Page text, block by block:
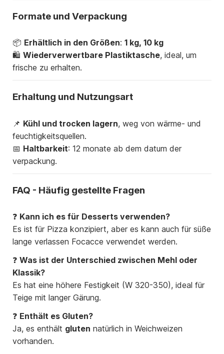
Formate und Verpackung
📦 Erhältlich in den Größen: 1 kg, 10 kg
🛍 Wiederverwertbare Plastiktasche, ideal, um
frische zu erhalten.
Erhaltung und Nutzungsart
📌 Kühl und trocken lagern, weg von wärme- und
feuchtigkeitsquellen.
📅 Haltbarkeit: 12 monate ab dem datum der
verpackung.
FAQ - Häufig gestellte Fragen
❓ Kann ich es für Desserts verwenden?
Es ist für Pizza konzipiert, aber es kann auch für süße
lange verlassen Focacce verwendet werden.
❓ Was ist der Unterschied zwischen Mehl oder
Klassik?
Es hat eine höhere Festigkeit (W 320-350), ideal für
Teige mit langer Gärung.
❓ Enthält es Gluten?
Ja, es enthält gluten natürlich in Weichweizen
vorhanden.